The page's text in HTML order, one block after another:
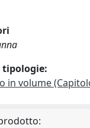
tipologie:
in volume